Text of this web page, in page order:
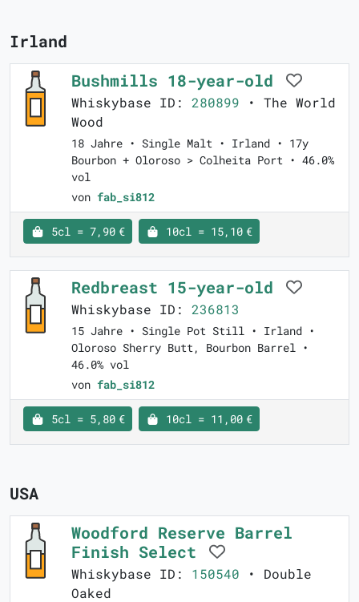
Irland
Bushmills 18-year-old
Whiskybase ID: 280899 • The World
Wood
18 Jahre • Single Malt • Irland • 17y
Bourbon + Oloroso > Colheita Port • 46.0%
vol
von fab_si812
5cl = 7,90 € 10cl = 15,10 €
Redbreast 15-year-old
Whiskybase ID: 236813
15 Jahre • Single Pot Still • Irland •
Oloroso Sherry Butt, Bourbon Barrel •
46.0% vol
von fab_si812
5cl = 5,80 € 10cl = 11,00 €
USA
Woodford Reserve Barrel
Finish Select
Whiskybase ID: 150540 • Double
Oaked